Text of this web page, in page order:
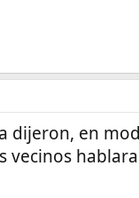
dijeron, en